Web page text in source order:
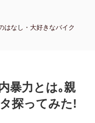
はなし・大好きなバイク
暴力とは｡親
探ってみた!